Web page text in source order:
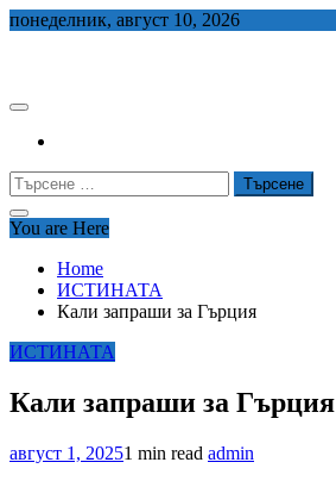
Skip
понеделник, август 10, 2026
Търсене
за:
You are Here
Home
ИСТИНАТА
Кали запраши за Гърция
ИСТИНАТА
Кали запраши за Гърция
август 1, 20251 min read admin